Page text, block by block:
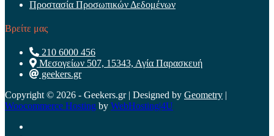
Προστασία Προσωπικών Δεδομένων
Βρείτε μας
210 6000 456
Μεσογείων 507, 15343, Αγία Παρασκευή
geekers.gr
Copyright © 2026 - Geekers.gr | Designed by Geometry |
Woocommerce Hosting by WebHosting|4U